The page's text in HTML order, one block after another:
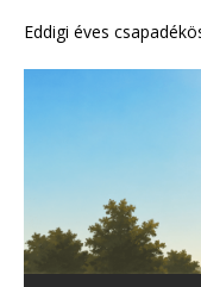
Eddigi éves